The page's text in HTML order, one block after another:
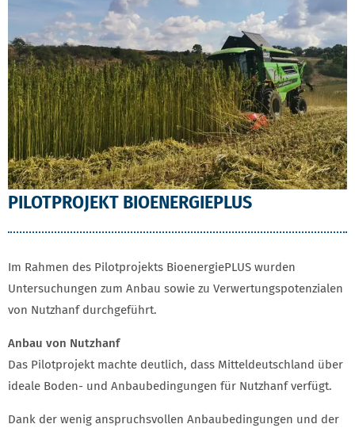
PILOTPROJEKT BIOENERGIEPLUS
Im Rahmen des Pilotprojekts BioenergiePLUS wurden
Untersuchungen zum Anbau sowie zu Verwertungspotenzialen
von Nutzhanf durchgeführt.
Anbau von Nutzhanf
Das Pilotprojekt machte deutlich, dass Mitteldeutschland über
ideale Boden- und Anbaubedingungen für Nutzhanf verfügt.
Dank der wenig anspruchsvollen Anbaubedingungen und der